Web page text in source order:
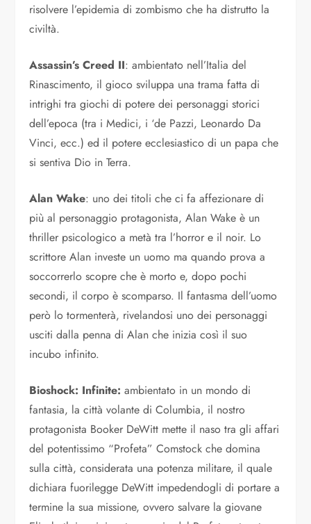
risolvere l’epidemia di zombismo che ha distrutto la
civiltà.
Assassin’s Creed II: ambientato nell’Italia del
Rinascimento, il gioco sviluppa una trama fatta di
intrighi tra giochi di potere dei personaggi storici
dell’epoca (tra i Medici, i ‘de Pazzi, Leonardo Da
Vinci, ecc.) ed il potere ecclesiastico di un papa che
si sentiva Dio in Terra.
Alan Wake: uno dei titoli che ci fa affezionare di
più al personaggio protagonista, Alan Wake è un
thriller psicologico a metà tra l’horror e il noir. Lo
scrittore Alan investe un uomo ma quando prova a
soccorrerlo scopre che è morto e, dopo pochi
secondi, il corpo è scomparso. Il fantasma dell’uomo
però lo tormenterà, rivelandosi uno dei personaggi
usciti dalla penna di Alan che inizia così il suo
incubo infinito.
Bioshock: Infinite: ambientato in un mondo di
fantasia, la città volante di Columbia, il nostro
protagonista Booker DeWitt mette il naso tra gli affari
del potentissimo “Profeta” Comstock che domina
sulla città, considerata una potenza militare, il quale
dichiara fuorilegge DeWitt impedendogli di portare a
termine la sua missione, ovvero salvare la giovane